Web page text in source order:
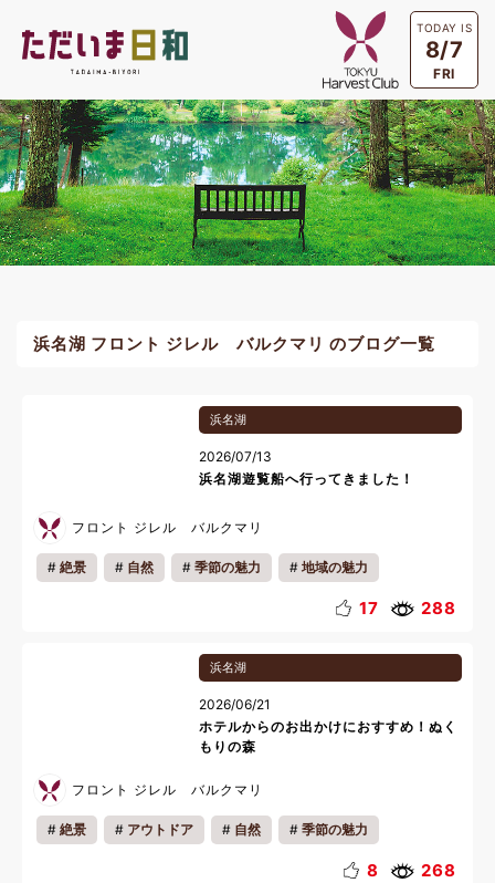
TODAY IS
8/7
FRI
浜名湖 フロント ジレル バルクマリ のブログ一覧
浜名湖
2026/07/13
浜名湖遊覧船へ行ってきました！
フロント ジレル バルクマリ
絶景 自然 季節の魅力 地域の魅力
17 288
浜名湖
2026/06/21
ホテルからのお出かけにおすすめ！ぬく
もりの森
フロント ジレル バルクマリ
絶景 アウトドア 自然 季節の魅力
ファミリー
8 268